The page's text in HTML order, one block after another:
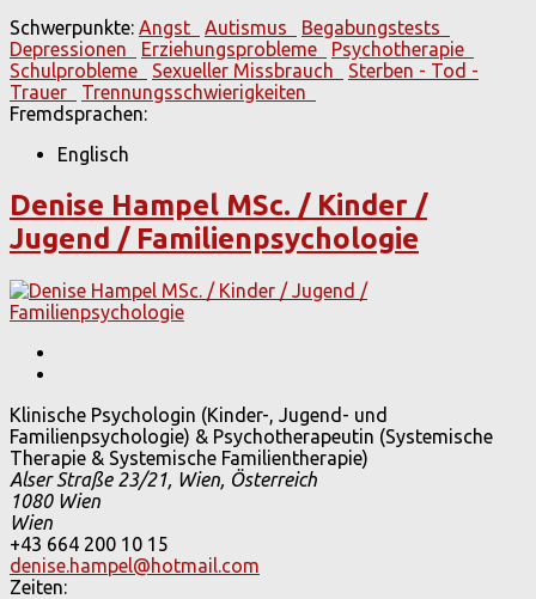
Schwerpunkte: Angst Autismus
Begabungstests
Depressionen
Erziehungsprobleme
Psychotherapie
Schulprobleme
Sexueller Missbrauch
Sterben - Tod -
Trauer
Trennungsschwierigkeiten
Fremdsprachen:
Englisch
Denise Hampel MSc. / Kinder /
Jugend / Familienpsychologie
Klinische Psychologin (Kinder-, Jugend- und
Familienpsychologie) & Psychotherapeutin (Systemische
Therapie & Systemische Familientherapie)
Alser Straße 23/21, Wien, Österreich
1080 Wien
Wien
+43 664 200 10 15
denise.hampel@hotmail.com
Zeiten: